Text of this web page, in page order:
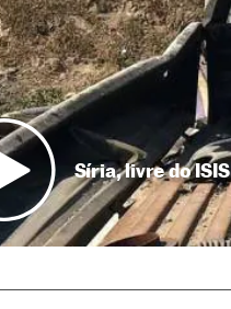
Síria, livre do ISIS